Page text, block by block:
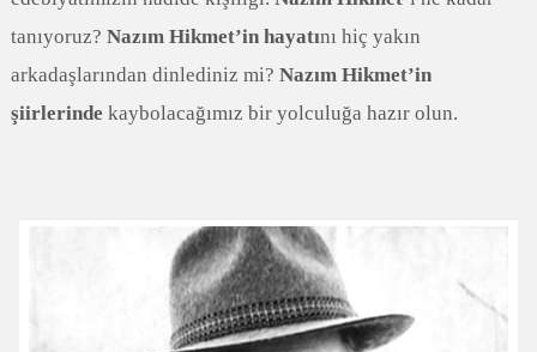
tanıyoruz? Nazım Hikmet’in hayatını hiç yakın
arkadaşlarından dinlediniz mi? Nazım Hikmet’in
şiirlerinde kaybolacağımız bir yolculuğa hazır olun.